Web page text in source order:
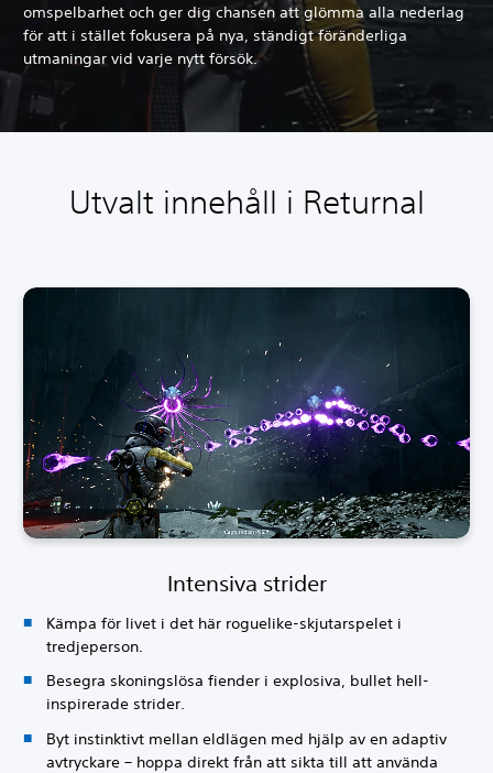
omspelbarhet och ger dig chansen att glömma alla nederlag
för att i stället fokusera på nya, ständigt föränderliga
utmaningar vid varje nytt försök.
Utvalt innehåll i Returnal
Intensiva strider
Kämpa för livet i det här roguelike-skjutarspelet i
tredjeperson.
Besegra skoningslösa fiender i explosiva, bullet hell-
inspirerade strider.
Byt instinktivt mellan eldlägen med hjälp av en adaptiv
avtryckare – hoppa direkt från att sikta till att använda